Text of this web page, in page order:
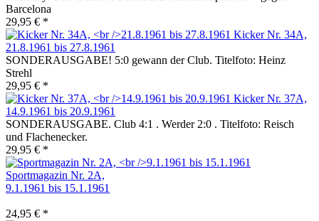
Barcelona
29,95 € *
Kicker Nr. 34A,
21.8.1961 bis 27.8.1961
SONDERAUSGABE! 5:0 gewann der Club. Titelfoto: Heinz
Strehl
29,95 € *
Kicker Nr. 37A,
14.9.1961 bis 20.9.1961
SONDERAUSGABE. Club 4:1 . Werder 2:0 . Titelfoto: Reisch
und Flachenecker.
29,95 € *
Sportmagazin Nr. 2A,
9.1.1961 bis 15.1.1961
24,95 € *